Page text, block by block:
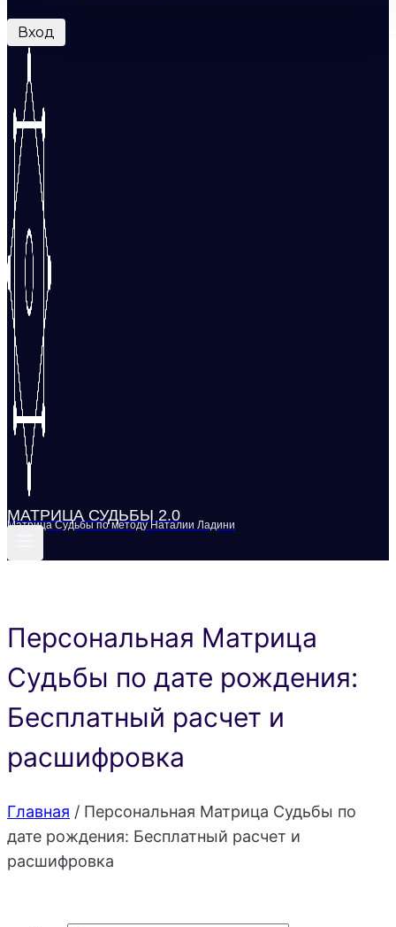
Вход
МАТРИЦА СУДЬБЫ 2.0
Матрица Судьбы по методу Наталии Ладини
Персональная Матрица
Судьбы по дате рождения:
Бесплатный расчет и
расшифровка
Главная / Персональная Матрица Судьбы по
дате рождения: Бесплатный расчет и
расшифровка